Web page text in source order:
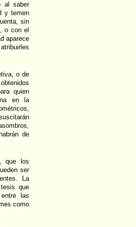
al saber
y temen
sin
o con el
aparece
o de
quien
en la
de
que los
ser
La
que
las
como